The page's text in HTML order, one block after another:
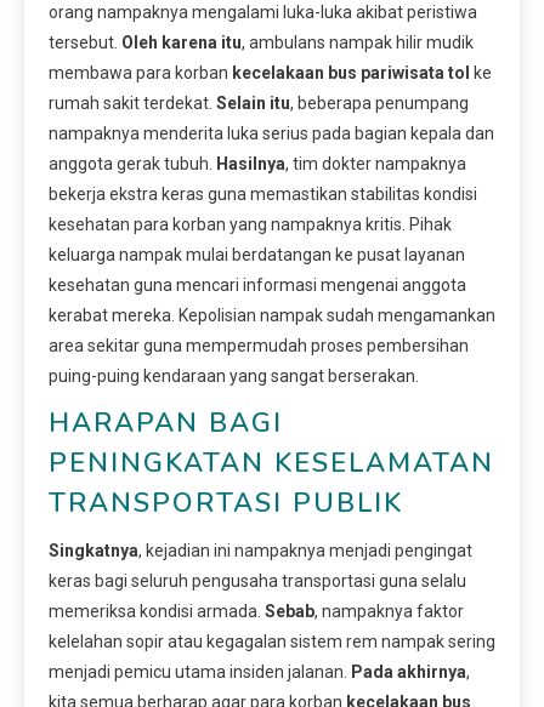
orang nampaknya mengalami luka-luka akibat peristiwa
tersebut. Oleh karena itu, ambulans nampak hilir mudik
membawa para korban kecelakaan bus pariwisata tol
ke
rumah sakit terdekat. Selain itu, beberapa penumpang
nampaknya menderita luka serius pada bagian kepala dan
anggota gerak tubuh.
Hasilnya, tim dokter nampaknya
bekerja ekstra keras guna memastikan stabilitas kondisi
kesehatan para korban yang nampaknya kritis. Pihak
keluarga nampak mulai berdatangan ke pusat layanan
kesehatan guna mencari informasi mengenai anggota
kerabat mereka. Kepolisian nampak sudah mengamankan
area sekitar guna mempermudah proses pembersihan
puing-puing kendaraan yang sangat berserakan.
HARAPAN BAGI
PENINGKATAN KESELAMATAN
TRANSPORTASI PUBLIK
Singkatnya, kejadian ini nampaknya menjadi pengingat
keras bagi seluruh pengusaha transportasi guna selalu
memeriksa kondisi armada. Sebab, nampaknya faktor
kelelahan sopir atau kegagalan sistem rem nampak sering
menjadi pemicu utama insiden jalanan.
Pada akhirnya,
kita semua berharap agar para korban kecelakaan bus